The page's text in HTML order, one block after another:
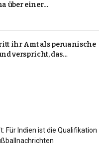
über einer
ihr Amt als peruanische
verspricht, das
zu beenden